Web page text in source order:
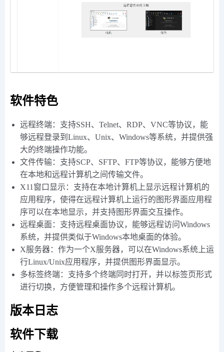
软件特色
远程终端：支持SSH、Telnet、RDP、VNC等协议，能
够远程登录到Linux、Unix、Windows等系统，并提供强
大的终端操作功能。
文件传输：支持SCP、SFTP、FTP等协议，能够方便地
在本地和远程计算机之间传输文件。
X11窗口显示：支持在本地计算机上显示远程计算机的
应用程序，使得在远程计算机上运行的图形界面应用程
序可以在本地显示，并支持图形界面交互操作。
远程桌面：支持远程桌面协议，能够远程访问Windows
系统，并提供类似于Windows本地桌面的体验。
X服务器：作为一个X服务器，可以在Windows系统上运
行Linux/Unix应用程序，并提供图形界面显示。
多标签终端：支持多个终端同时打开，并以标签页形式
进行切换，方便管理和操作多个远程计算机。
版本日志
软件下载